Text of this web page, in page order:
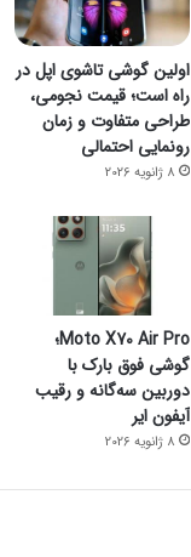
اولین گوشی تاشوی اپل در
راه است؛ قیمت نجومی،
طراحی متفاوت و زمان
رونمایی احتمالی
8 ژانویه 2026
Moto X70 Air Pro؛
گوشی فوق بارک با
دوربین سه‌گانه و رقیب
آیفون ایر
8 ژانویه 2026